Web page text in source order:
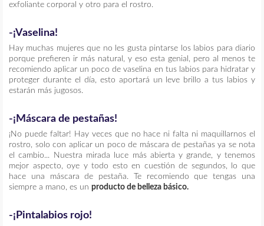
exfoliante corporal y otro para el rostro.
-¡Vaselina!
Hay muchas mujeres que no les gusta pintarse los labios para diario
porque prefieren ir más natural, y eso esta genial, pero al menos te
recomiendo aplicar un poco de vaselina en tus labios para hidratar y
proteger durante el día, esto aportará un leve brillo a tus labios y
estarán más jugosos.
-¡Máscara de pestañas!
¡No puede faltar! Hay veces que no hace ni falta ni maquillarnos el
rostro, solo con aplicar un poco de máscara de pestañas ya se nota
el cambio... Nuestra mirada luce más abierta y grande, y tenemos
mejor aspecto, oye y todo esto en cuestión de segundos, lo que
hace una máscara de pestaña. Te recomiendo que tengas una
siempre a mano, es un producto de belleza básico.
-¡Pintalabios rojo!